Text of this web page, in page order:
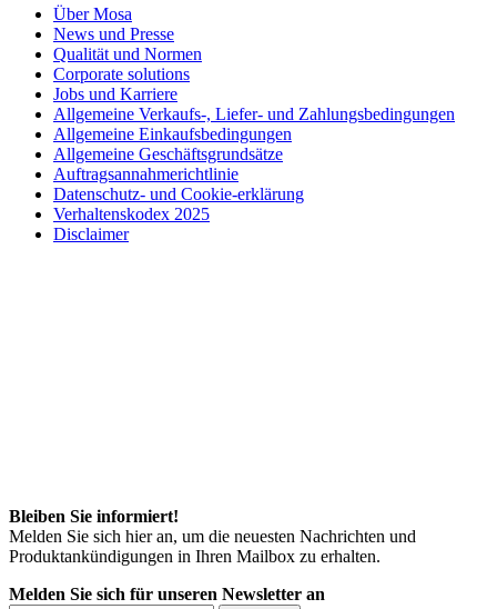
Über Mosa
News und Presse
Qualität und Normen
Corporate solutions
Jobs und Karriere
Allgemeine Verkaufs-, Liefer- und Zahlungsbedingungen
Allgemeine Einkaufsbedingungen
Allgemeine Geschäftsgrundsätze
Auftragsannahmerichtlinie
Datenschutz- und Cookie-erklärung
Verhaltenskodex 2025
Disclaimer
Bleiben Sie informiert!
Melden Sie sich hier an, um die neuesten Nachrichten und
Produktankündigungen in Ihren Mailbox zu erhalten.
Melden Sie sich für unseren Newsletter an